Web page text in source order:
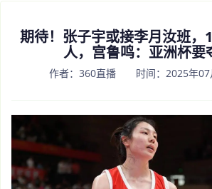
期待！张子宇或接李月汝班，
人，宫鲁鸣：亚洲杯要
作者：360直播 时间：2025年07